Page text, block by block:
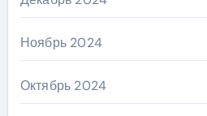
Ноябрь 2024
Октябрь 2024